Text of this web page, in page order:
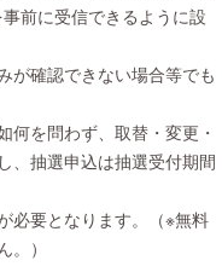
前に受信できるように設
が確認できない場合等でも
何を問わず、取替・変更・
、抽選申込は抽選受付期間
必要となります。（※無料
）